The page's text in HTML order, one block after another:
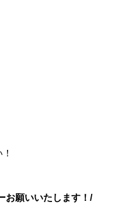
お願いいたします！/